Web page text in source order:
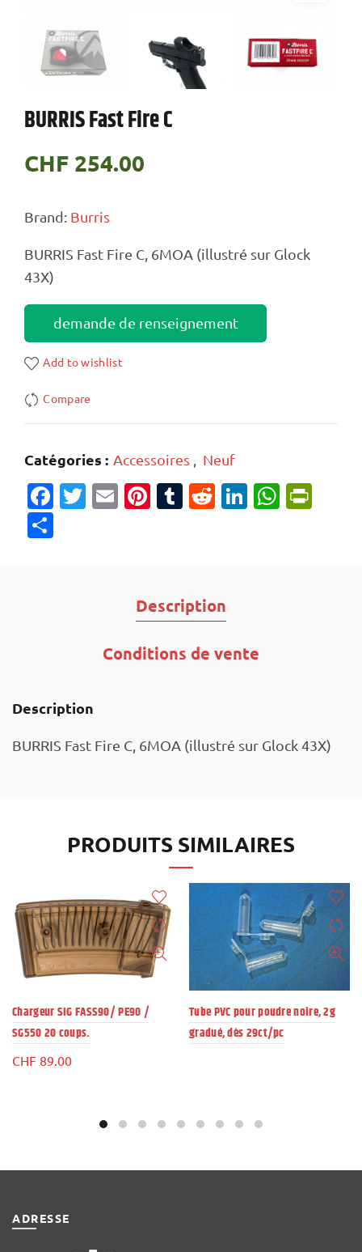
BURRIS Fast Fire C
CHF 254.00
Brand: Burris
BURRIS Fast Fire C, 6MOA (illustré sur Glock
43X)
demande de renseignement
Add to wishlist
Compare
Catégories : Accessoires Neuf
Facebook
Twitter
EmailPinterest
Tumblr
Reddit
LinkedIn
Description
Conditions de vente
Description
BURRIS Fast Fire C, 6MOA (illustré sur Glock 43X)
PRODUITS SIMILAIRES
Chargeur SIG FASS90/ PE90 /
SG550 20 coups.
CHF 89.00
Tube PVC pour poudre noire, 2g
gradué, dès 29ct/pc
ADRESSE